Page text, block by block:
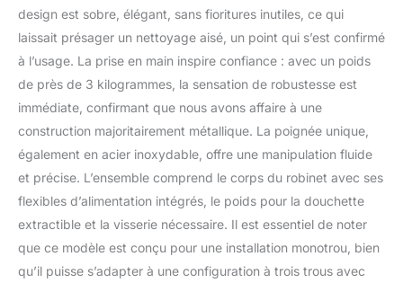
robinet de l'évier de
cuisine. Dure 2 fois plus
longtemps : la
technologie brevetée de
scellage au diamant
réduit les fuites et dure
deux fois plus longtemps
que la norme de
l'industrie - assure un
fonctionnement sans
fuite pour la durée de vie
de l'évier de cuisine
corrosion : nos surfaces
Brillance sont
design est sobre, élégant, sans fioritures inutiles, ce qui
laissait présager un nettoyage aisé, un point qui s’est confirmé
à l’usage. La prise en main inspire confiance : avec un poids
de près de 3 kilogrammes, la sensation de robustesse est
immédiate, confirmant que nous avons affaire à une
construction majoritairement métallique. La poignée unique,
également en acier inoxydable, offre une manipulation fluide
et précise. L’ensemble comprend le corps du robinet avec ses
flexibles d’alimentation intégrés, le poids pour la douchette
extractible et la visserie nécessaire. Il est essentiel de noter
que ce modèle est conçu pour une installation monotrou, bien
qu’il puisse s’adapter à une configuration à trois trous avec